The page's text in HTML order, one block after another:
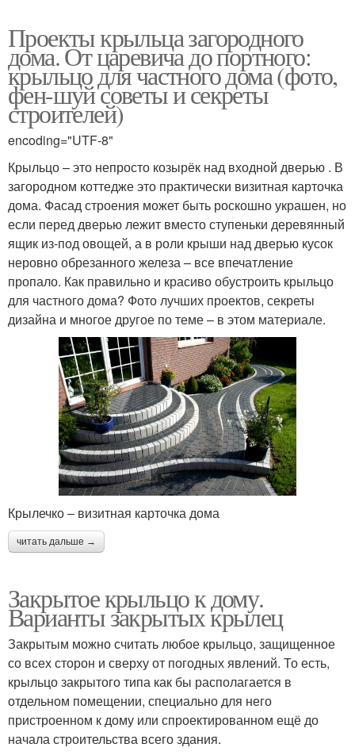
Проекты крыльца загородного
дома. От царевича до портного:
крыльцо для частного дома (фото,
фен-шуй советы и секреты
строителей)
encoding="UTF-8"
Крыльцо – это непросто козырёк над входной дверью . В
загородном коттедже это практически визитная карточка
дома. Фасад строения может быть роскошно украшен, но
если перед дверью лежит вместо ступеньки деревянный
ящик из-под овощей, а в роли крыши над дверью кусок
неровно обрезанного железа – все впечатление
пропало. Как правильно и красиво обустроить крыльцо
для частного дома? Фото лучших проектов, секреты
дизайна и многое другое по теме – в этом материале.
Крылечко – визитная карточка дома
читать дальше →
Закрытое крыльцо к дому.
Варианты закрытых крылец
Закрытым можно считать любое крыльцо, защищенное
со всех сторон и сверху от погодных явлений. То есть,
крыльцо закрытого типа как бы располагается в
отдельном помещении, специально для него
пристроенном к дому или спроектированном ещё до
начала строительства всего здания.